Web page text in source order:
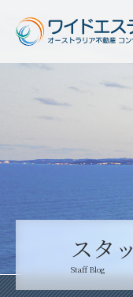
スタ
Staff Blog